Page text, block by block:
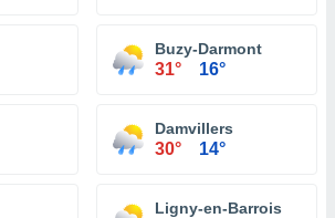
Buzy-Darmont
31° 16°
Damvillers
30° 14°
Ligny-en-Barrois